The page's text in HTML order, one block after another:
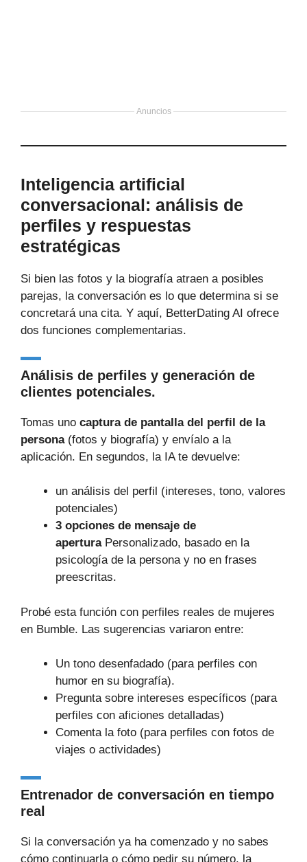
Anuncios
Inteligencia artificial
conversacional: análisis de
perfiles y respuestas
estratégicas
Si bien las fotos y la biografía atraen a posibles
parejas, la conversación es lo que determina si se
concretará una cita. Y aquí, BetterDating AI ofrece
dos funciones complementarias.
Análisis de perfiles y generación de
clientes potenciales.
Tomas uno captura de pantalla del perfil de la
persona(fotos y biografía) y envíalo a la
aplicación. En segundos, la IA te devuelve:
un análisis del perfil (intereses, tono, valores
potenciales)
3 opciones de mensaje de
aperturaPersonalizado, basado en la
psicología de la persona y no en frases
preescritas.
Probé esta función con perfiles reales de mujeres
en Bumble. Las sugerencias variaron entre:
Un tono desenfadado (para perfiles con
humor en su biografía).
Pregunta sobre intereses específicos (para
perfiles con aficiones detalladas)
Comenta la foto (para perfiles con fotos de
viajes o actividades)
Entrenador de conversación en tiempo
real
Si la conversación ya ha comenzado y no sabes
cómo continuarla o cómo pedir su número, la